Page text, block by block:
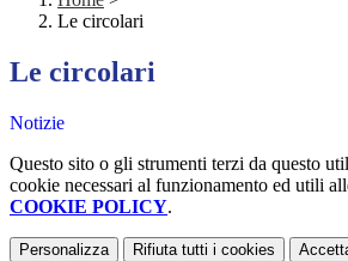
Le circolari
Le circolari
Notizie
Questo sito o gli strumenti terzi da questo
cookie necessari al funzionamento ed utili
COOKIE POLICY.
Personalizza Rifiuta tutti i cookies